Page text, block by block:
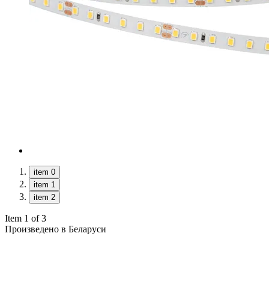
item 0
item 1
item 2
Item 1 of 3
Произведено в Беларуси